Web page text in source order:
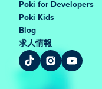
Poki for Developers
Poki Kids
Blog
求人情報